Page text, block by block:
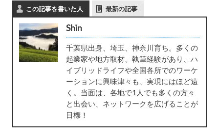
この記事を書いた人 最新の記事
Shin
千葉県出身、埼玉、神奈川育ち。多くの
起業家や地方取材、執筆経験があり、ハ
イブリッドライフや全国各所でのワーケ
ーションに興味津々も、実現にはほど遠
く。当面は、各地で1人でも多くの方々
と出会い、ネットワークを広げることが
目標！